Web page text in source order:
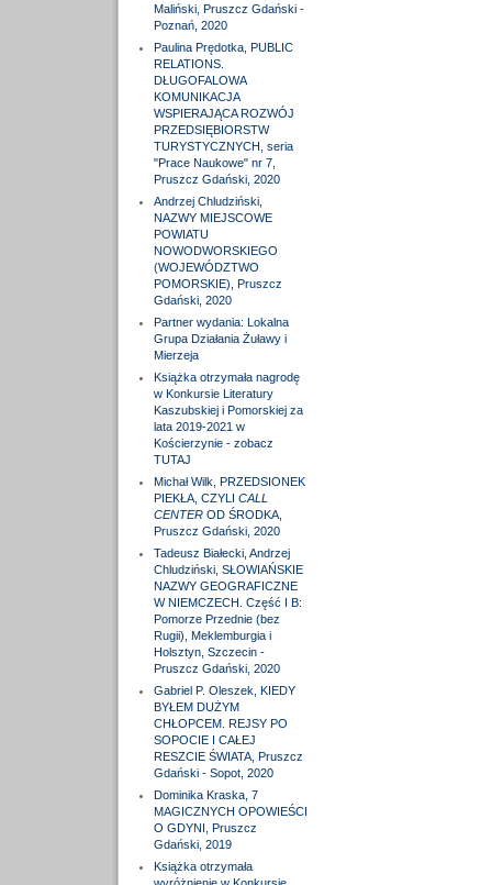
Maliński, Pruszcz Gdański -
Poznań, 2020
Paulina Prędotka, PUBLIC
RELATIONS.
DŁUGOFALOWA
KOMUNIKACJA
WSPIERAJĄCA ROZWÓJ
PRZEDSIĘBIORSTW
TURYSTYCZNYCH, seria
"Prace Naukowe" nr 7,
Pruszcz Gdański, 2020
Andrzej Chludziński,
NAZWY MIEJSCOWE
POWIATU
NOWODWORSKIEGO
(WOJEWÓDZTWO
POMORSKIE), Pruszcz
Gdański, 2020
Partner wydania: Lokalna
Grupa Działania Żuławy i
Mierzeja
Książka otrzymała nagrodę
w Konkursie Literatury
Kaszubskiej i Pomorskiej za
lata 2019-2021 w
Kościerzynie - zobacz
TUTAJ
Michał Wilk, PRZEDSIONEK
PIEKŁA, CZYLI CALL
CENTEROD ŚRODKA,
Pruszcz Gdański, 2020
Tadeusz Białecki, Andrzej
Chludziński, SŁOWIAŃSKIE
NAZWY GEOGRAFICZNE
W NIEMCZECH. Część I B:
Pomorze Przednie (bez
Rugii), Meklemburgia i
Holsztyn, Szczecin -
Pruszcz Gdański, 2020
Gabriel P. Oleszek, KIEDY
BYŁEM DUŻYM
CHŁOPCEM. REJSY PO
SOPOCIE I CAŁEJ
RESZCIE ŚWIATA, Pruszcz
Gdański - Sopot, 2020
Dominika Kraska, 7
MAGICZNYCH OPOWIEŚCI
O GDYNI, Pruszcz
Gdański, 2019
Książka otrzymała